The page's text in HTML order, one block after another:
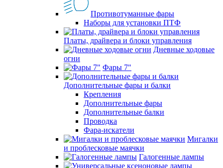
Противотуманные фары
Наборы для установки ПТФ
Платы, драйвера и блоки управления
Дневные ходовые
огни
Фары 7"
Дополнительные фары и балки
Крепления
Дополнительные фары
Дополнительные балки
Проводка
Фара-искатели
Мигалки
и проблесковые маячки
Галогенные лампы